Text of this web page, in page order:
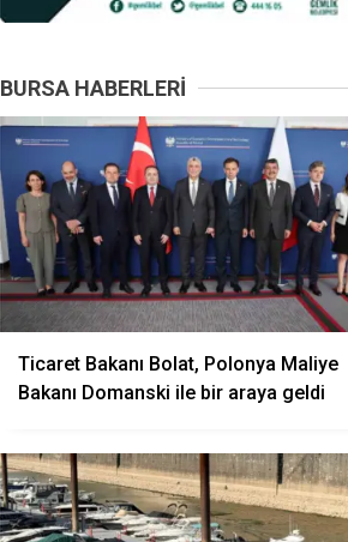
BURSA HABERLERI
Ticaret Bakanı Bolat, Polonya Maliye
Bakanı Domanski ile bir araya geldi